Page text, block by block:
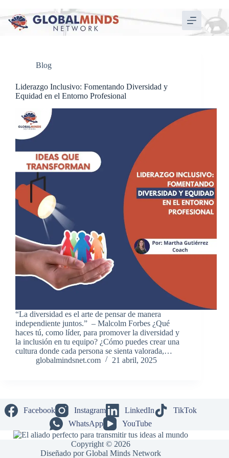
Blog
Liderazgo Inclusivo: Fomentando Diversidad y
Equidad en el Entorno Profesional
“La diversidad es el arte de pensar de manera
independiente juntos.” – Malcolm Forbes ¿Qué
haces tú, como líder, para promover la diversidad y
la inclusión en tu equipo? ¿Cómo puedes crear una
cultura donde cada persona se sienta valorada,…
globalmindsnet.com
21 abril, 2025
Facebook Instagram LinkedIn
TikTok
WhatsApp
YouTube
Copyright © 2026
Diseñado por Global Minds Network